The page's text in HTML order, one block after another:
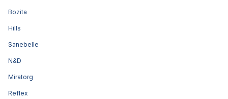
Bozita
Hills
Sanebelle
N&D
Miratorg
Reflex